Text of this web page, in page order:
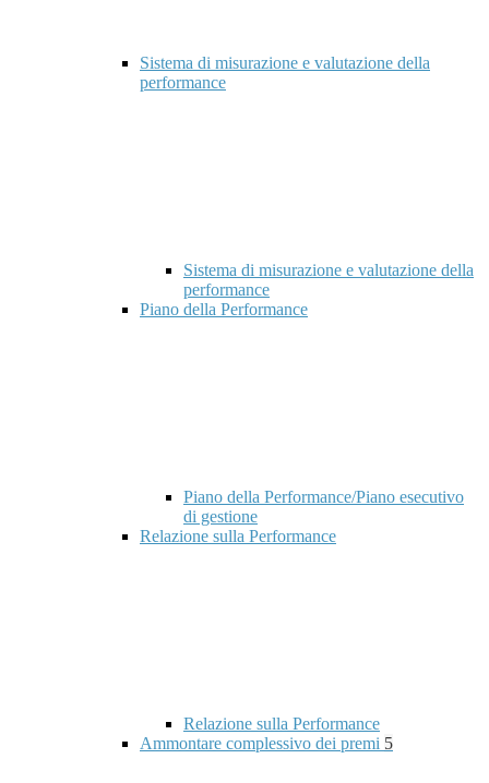
Sistema di misurazione e valutazione della
performance
Sistema di misurazione e valutazione della
performance
Piano della Performance
Piano della Performance/Piano esecutivo
di gestione
Relazione sulla Performance
Relazione sulla Performance
Ammontare complessivo dei premi 5